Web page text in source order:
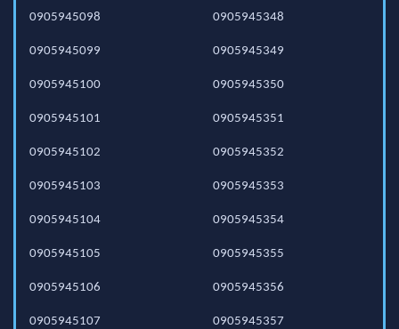
0905945098
0905945099
0905945100
0905945101
0905945102
0905945103
0905945104
0905945105
0905945106
0905945107
0905945348
0905945349
0905945350
0905945351
0905945352
0905945353
0905945354
0905945355
0905945356
0905945357